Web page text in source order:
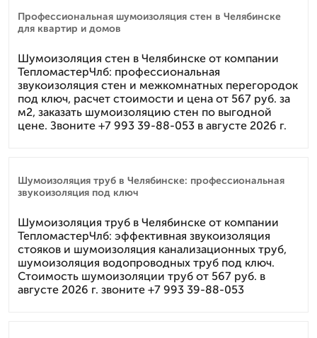
Профессиональная шумоизоляция стен в Челябинске
для квартир и домов
Шумоизоляция стен в Челябинске от компании
ТепломастерЧлб: профессиональная
звукоизоляция стен и межкомнатных перегородок
под ключ, расчет стоимости и цена от 567 руб. за
м2, заказать шумоизоляцию стен по выгодной
цене. Звоните +7 993 39-88-053 в августе 2026 г.
Шумоизоляция труб в Челябинске: профессиональная
звукоизоляция под ключ
Шумоизоляция труб в Челябинске от компании
ТепломастерЧлб: эффективная звукоизоляция
стояков и шумоизоляция канализационных труб,
шумоизоляция водопроводных труб под ключ.
Стоимость шумоизоляции труб от 567 руб. в
августе 2026 г. звоните +7 993 39-88-053